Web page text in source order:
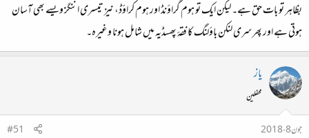
بظاہر تو بات حق ہے۔ لیکن ایک تو ہوم گراؤنڈ اور ہوم کراؤڈ، نیز تیسری اننگز ویسے بھی آسان
ہوتی ہے اور پھر سری لنکن باؤلنگ کا فقۂ پھسڈیہ میں شامل ہونا وغیرہ۔
یاز
محفلین
جون 8، 2018
#51